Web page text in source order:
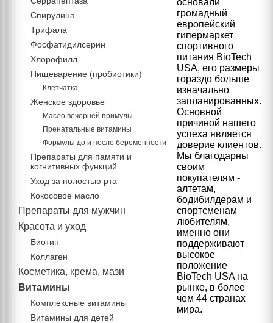
основали
громадный
европейский
гипермаркет
спортивного
питания BioTech
USA, его размеры
гораздо больше
изначально
запланированных.
Основной
причиной нашего
успеха является
доверие клиентов.
Мы благодарны
своим
покупателям -
алтетам,
бодибилдерам и
спортсменам
любителям,
именно они
поддерживают
высокое
положение
BioTech USA на
рынке, в более
чем 44 странах
мира.
Спирулина
Трифала
Фосфатидилсерин
Хлорофилл
Пищеварение (пробиотики)
Клетчатка
Женское здоровье
Масло вечерней примулы
Пренатальные витамины
Формулы до и после беременности
Препараты для памяти и
когнитивных функций
Уход за полостью рта
Кокосовое масло
Препараты для мужчин
Красота и уход
Биотин
Коллаген
Косметика, крема, мази
Витамины
Комплексные витамины
Витамины для детей